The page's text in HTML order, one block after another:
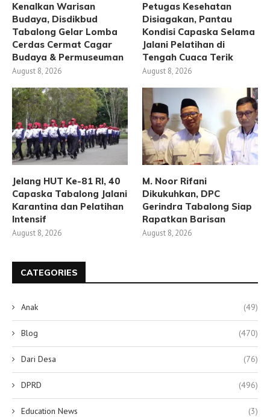
Kenalkan Warisan
Budaya, Disdikbud
Tabalong Gelar Lomba
Cerdas Cermat Cagar
Budaya & Permuseuman
August 8, 2026
Petugas Kesehatan
Disiagakan, Pantau
Kondisi Capaska Selama
Jalani Pelatihan di
Tengah Cuaca Terik
August 8, 2026
Jelang HUT Ke-81 RI, 40
Capaska Tabalong Jalani
Karantina dan Pelatihan
Intensif
August 8, 2026
M. Noor Rifani
Dikukuhkan, DPC
Gerindra Tabalong Siap
Rapatkan Barisan
August 8, 2026
CATEGORIES
Anak (49)
Blog (470)
Dari Desa (76)
DPRD (496)
Education News (3)